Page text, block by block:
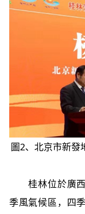
圖2、北京市新發
桂林位於廣
季風氣候區，四